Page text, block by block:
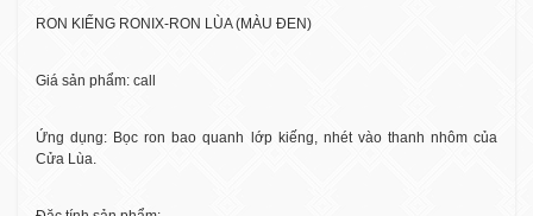
RON KIẾNG RONIX-RON LÙA (MÀU ĐEN)
Giá sản phẩm: call
Ứng dụng: Bọc ron bao quanh lớp kiếng, nhét vào thanh nhôm của
Cửa Lùa.